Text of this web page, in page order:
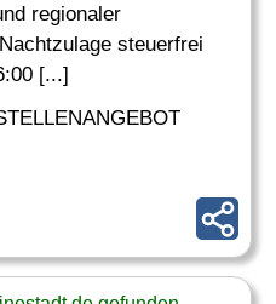
regionaler
steuerfrei
[...]